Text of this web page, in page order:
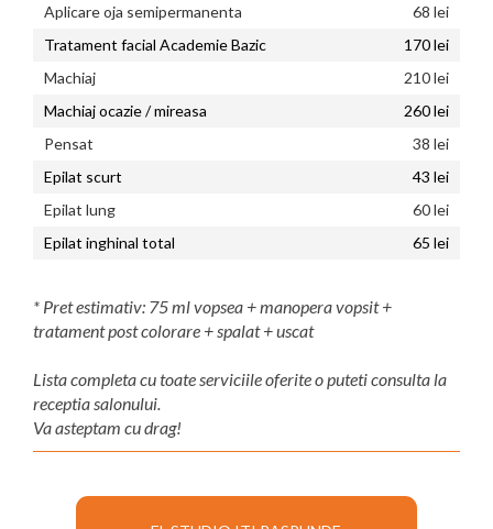
Aplicare oja semipermanenta
68 lei
Tratament facial Academie Bazic
170 lei
Machiaj
210 lei
Machiaj ocazie / mireasa
260 lei
Pensat
38 lei
Epilat scurt
43 lei
Epilat lung
60 lei
Epilat inghinal total
65 lei
* Pret estimativ: 75 ml vopsea + manopera vopsit +
tratament post colorare + spalat + uscat
Lista completa cu toate serviciile oferite o puteti consulta la
receptia salonului.
Va asteptam cu drag!